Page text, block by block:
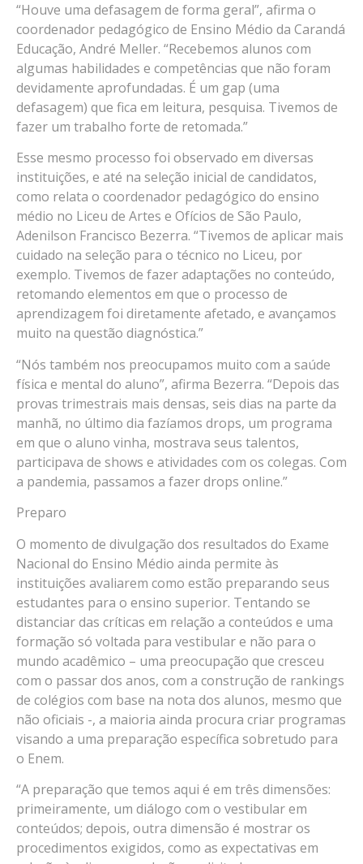
“Houve uma defasagem de forma geral”, afirma o
coordenador pedagógico de Ensino Médio da Carandá
Educação, André Meller. “Recebemos alunos com
algumas habilidades e competências que não foram
devidamente aprofundadas. É um gap (uma
defasagem) que fica em leitura, pesquisa. Tivemos de
fazer um trabalho forte de retomada.”
Esse mesmo processo foi observado em diversas
instituições, e até na seleção inicial de candidatos,
como relata o coordenador pedagógico do ensino
médio no Liceu de Artes e Ofícios de São Paulo,
Adenilson Francisco Bezerra. “Tivemos de aplicar mais
cuidado na seleção para o técnico no Liceu, por
exemplo. Tivemos de fazer adaptações no conteúdo,
retomando elementos em que o processo de
aprendizagem foi diretamente afetado, e avançamos
muito na questão diagnóstica.”
“Nós também nos preocupamos muito com a saúde
física e mental do aluno”, afirma Bezerra. “Depois das
provas trimestrais mais densas, seis dias na parte da
manhã, no último dia fazíamos drops, um programa
em que o aluno vinha, mostrava seus talentos,
participava de shows e atividades com os colegas. Com
a pandemia, passamos a fazer drops online.”
Preparo
O momento de divulgação dos resultados do Exame
Nacional do Ensino Médio ainda permite às
instituições avaliarem como estão preparando seus
estudantes para o ensino superior. Tentando se
distanciar das críticas em relação a conteúdos e uma
formação só voltada para vestibular e não para o
mundo acadêmico – uma preocupação que cresceu
com o passar dos anos, com a construção de rankings
de colégios com base na nota dos alunos, mesmo que
não oficiais -, a maioria ainda procura criar programas
visando a uma preparação específica sobretudo para
o Enem.
“A preparação que temos aqui é em três dimensões:
primeiramente, um diálogo com o vestibular em
conteúdos; depois, outra dimensão é mostrar os
procedimentos exigidos, como as expectativas em